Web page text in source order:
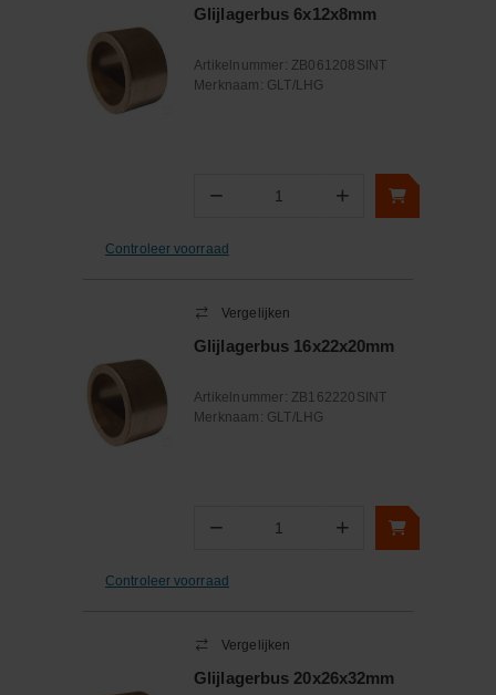
Glijlagerbus 6x12x8mm
Artikelnummer: ZB061208SINT
Merknaam: GLT/LHG
− Aantal +
Controleer voorraad
Vergelijken
Glijlagerbus 16x22x20mm
Artikelnummer: ZB162220SINT
Merknaam: GLT/LHG
− Aantal +
Controleer voorraad
Vergelijken
Glijlagerbus 20x26x32mm